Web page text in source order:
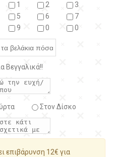
1 2
3
5 6
7
9 0 0
Βεγγαλικά!!
Στον Δίσκο
επιβάρυνση 12€ για